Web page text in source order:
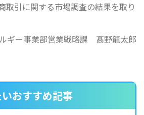
取引に関する市場調査の結果を取り
ギー事業部営業戦略課 髙野龍太郎
おすすめ記事